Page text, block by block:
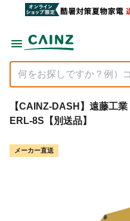
【CAINZ-DASH】遠藤工
ERL-8S【別送品】
メーカー直送